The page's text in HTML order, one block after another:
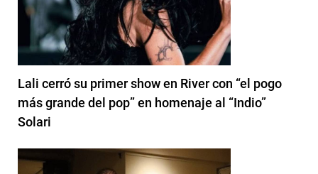
Lali cerró su primer show en River con “el pogo
más grande del pop” en homenaje al “Indio”
Solari